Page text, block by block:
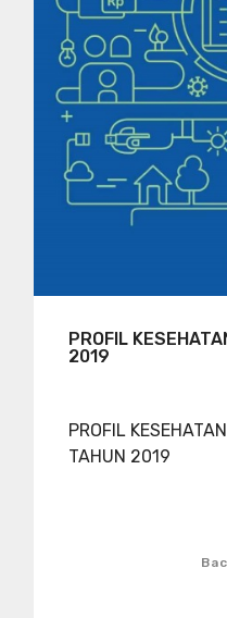
PROFIL
2019
PROFIL
TAHUN 2019